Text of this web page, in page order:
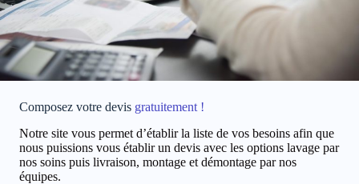
Composez votre devis gratuitement !
Notre site vous permet d’établir la liste de vos besoins afin que
nous puissions vous établir un devis avec les options lavage par
nos soins puis livraison, montage et démontage par nos
équipes.